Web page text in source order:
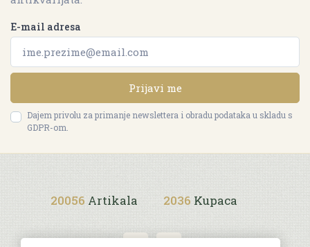
E-mail adresa
Prijavi me
Dajem privolu za primanje newslettera i obradu podataka u skladu s
GDPR-om.
20056 Artikala 2036 Kupaca